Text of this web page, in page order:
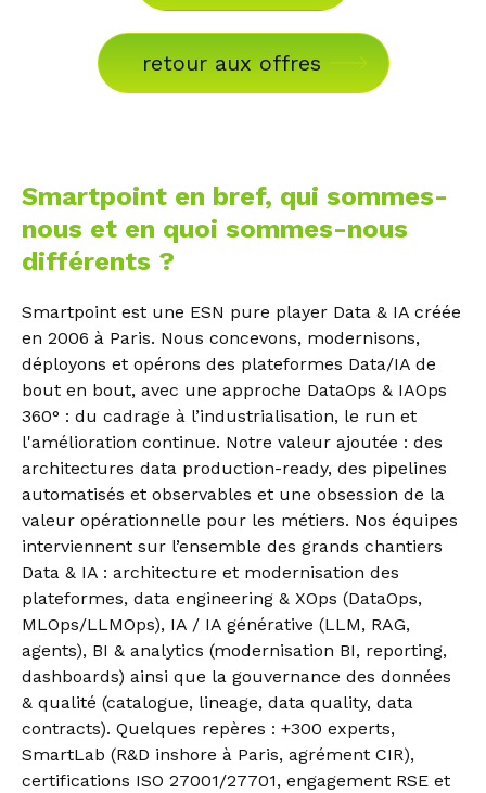
retour aux offres
Smartpoint en bref, qui sommes-
nous et en quoi sommes-nous
différents ?
Smartpoint est une ESN pure player Data & IA créée
en 2006 à Paris. Nous concevons, modernisons,
déployons et opérons des plateformes Data/IA de
bout en bout, avec une approche DataOps & IAOps
360° : du cadrage à l’industrialisation, le run et
l'amélioration continue. Notre valeur ajoutée : des
architectures data production-ready, des pipelines
automatisés et observables et une obsession de la
valeur opérationnelle pour les métiers. Nos équipes
interviennent sur l’ensemble des grands chantiers
Data & IA : architecture et modernisation des
plateformes, data engineering & XOps (DataOps,
MLOps/LLMOps), IA / IA générative (LLM, RAG,
agents), BI & analytics (modernisation BI, reporting,
dashboards) ainsi que la gouvernance des données
& qualité (catalogue, lineage, data quality, data
contracts). Quelques repères : +300 experts,
SmartLab (R&D inshore à Paris, agrément CIR),
certifications ISO 27001/27701, engagement RSE et